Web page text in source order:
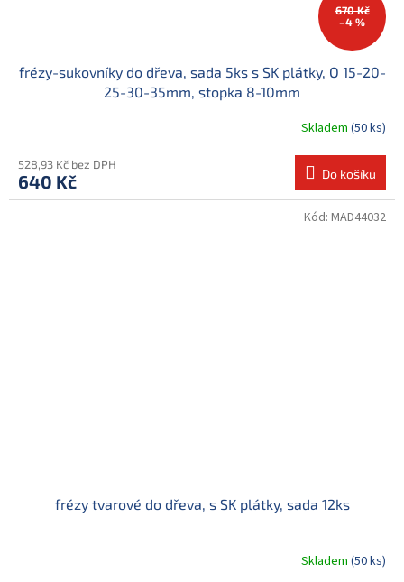
670 Kč
–4 %
frézy-sukovníky do dřeva, sada 5ks s SK plátky, O 15-20-
25-30-35mm, stopka 8-10mm
Skladem (50 ks)
528,93 Kč bez DPH
640 Kč Do košíku
frézy tvarové do dřeva, s SK plátky, sada 12ks
Skladem (50 ks)
Kód: MAD44032